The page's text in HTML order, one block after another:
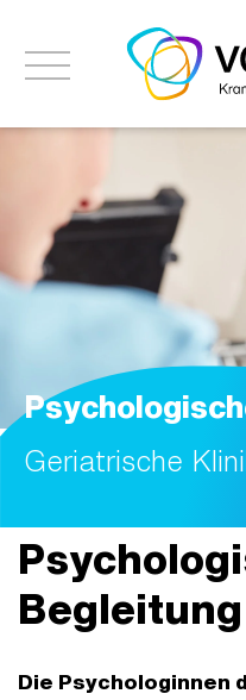
Geriatrische
Begleitung
Die Psychologinnen